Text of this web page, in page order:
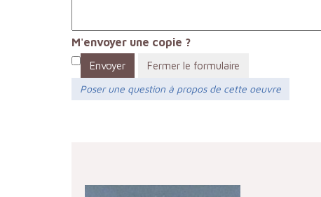
M'envoyer une copie ?
Envoyer
Fermer le formulaire
Poser une question à propos de cette oeuvre